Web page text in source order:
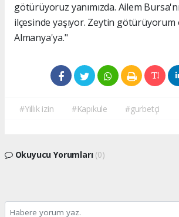
götürüyoruz yanımızda. Ailem
ilçesinde yaşıyor. Zeytin götürüyorum
Almanya'ya."
#Yıllık izin #Kapıkule #gurbetçi
Okuyucu Yorumları (0)